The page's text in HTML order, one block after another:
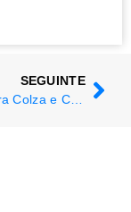
SEGUINTE
Abelhas para Colza e Colza para Abelhas